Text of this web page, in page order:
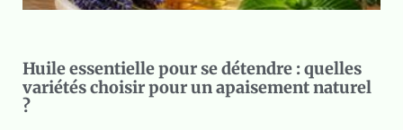
Huile essentielle pour se détendre : quelles
variétés choisir pour un apaisement naturel
?